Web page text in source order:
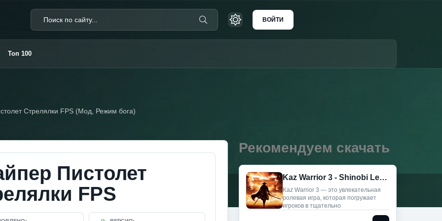
ВОЙТИ
Топ 100
Стрелялки FPS (Мод, Режим бога)
Пистолет
FPS
Рекомендуем скачать
Kaz Warrior 3 - Shinobi Legend (Мод, Большой урон)
Kaz Warrior 3 — это увлекательная
ролевая игра, которая погружает
игроков в тщательно